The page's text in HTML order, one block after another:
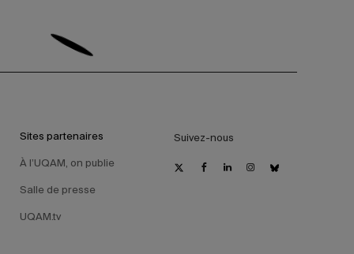
Sites partenaires
À l’UQAM, on publie
Salle de presse
UQAM.tv
Suivez-nous